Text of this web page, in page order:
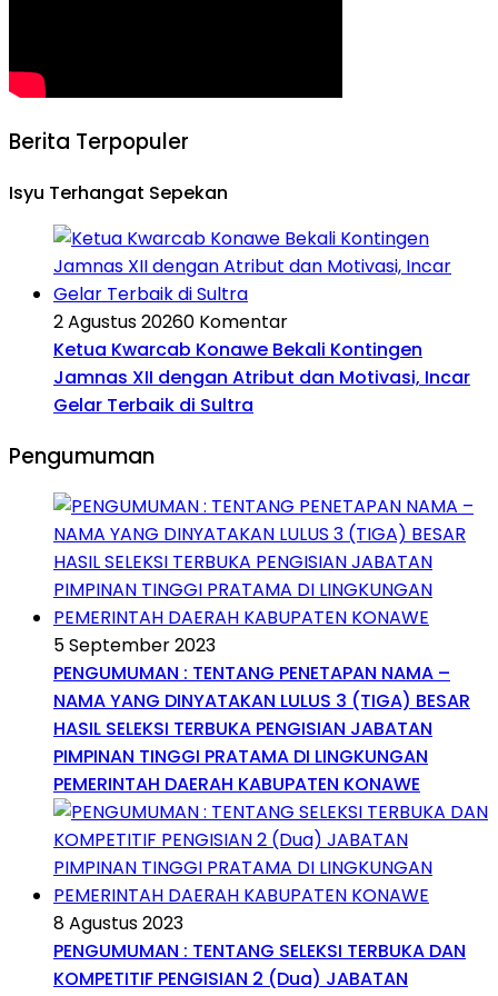
Berita Terpopuler
Isyu Terhangat Sepekan
2 Agustus 20260 Komentar
Ketua Kwarcab Konawe Bekali Kontingen
Jamnas XII dengan Atribut dan Motivasi, Incar
Gelar Terbaik di Sultra
Pengumuman
5 September 2023
PENGUMUMAN : TENTANG PENETAPAN NAMA –
NAMA YANG DINYATAKAN LULUS 3 (TIGA) BESAR
HASIL SELEKSI TERBUKA PENGISIAN JABATAN
PIMPINAN TINGGI PRATAMA DI LINGKUNGAN
PEMERINTAH DAERAH KABUPATEN KONAWE
8 Agustus 2023
PENGUMUMAN : TENTANG SELEKSI TERBUKA DAN
KOMPETITIF PENGISIAN 2 (Dua) JABATAN